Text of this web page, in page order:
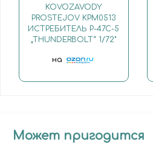
KOVOZAVODY
PROSTEJOV KPM0513
ИСТРЕБИТЕЛЬ P-47C-5
„THUNDERBOLT“ 1/72"
на
Может пригодится